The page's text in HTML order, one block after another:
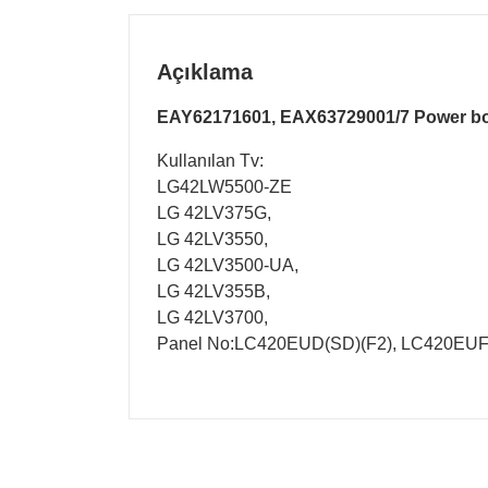
Açıklama
EAY62171601, EAX63729001/7 Power
Kullanılan Tv:
LG42LW5500-ZE
LG 42LV375G,
LG 42LV3550,
LG 42LV3500-UA,
LG 42LV355B,
LG 42LV3700,
Panel No:LC420EUD(SD)(F2),